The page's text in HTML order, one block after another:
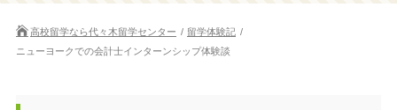
高校留学なら代々木留学センター
留学体験記
ニューヨークでの会計士インターンシップ体験談